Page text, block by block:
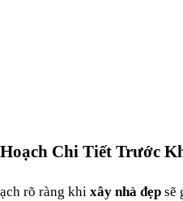
Chi Tiết Trước
rõ ràng khi xây nhà đẹp sẽ